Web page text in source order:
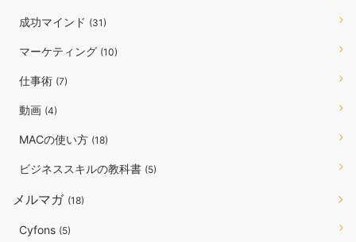
成功マインド (31)
マーケティング (10)
仕事術 (7)
動画 (4)
MACの使い方 (18)
ビジネススキルの教科書 (5)
メルマガ (18)
Cyfons (5)